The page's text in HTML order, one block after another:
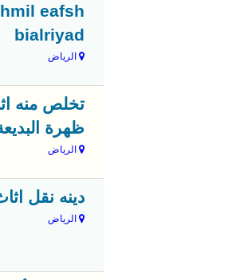
eafsh
bialriyad
الرياض
ظهرة
الرياض
دينه ‏نقل اثاث
الرياض